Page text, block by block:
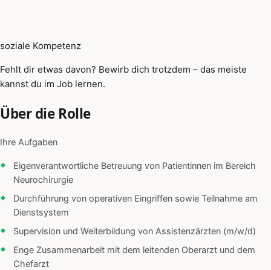
soziale Kompetenz
Fehlt dir etwas davon? Bewirb dich trotzdem – das meiste
kannst du im Job lernen.
Über die Rolle
Ihre Aufgaben
Eigenverantwortliche Betreuung von Patientinnen im Bereich
Neurochirurgie
Durchführung von operativen Eingriffen sowie Teilnahme am
Dienstsystem
Supervision und Weiterbildung von Assistenzärzten (m/w/d)
Enge Zusammenarbeit mit dem leitenden Oberarzt und dem
Chefarzt